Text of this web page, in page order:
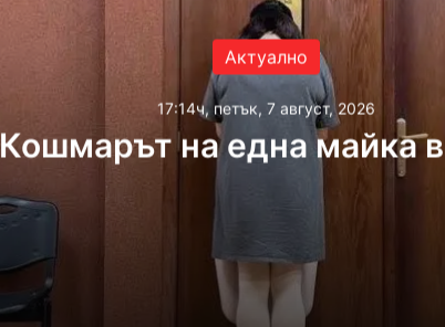
Актуално
17:14ч, петък, 7 август, 2026
Кошмарът на една майка
17:14ч, петък, 7 август, 2026
Кошмарът на една майка в съда